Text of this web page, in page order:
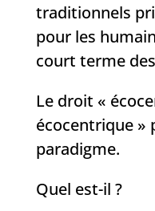
traditionnels
pour les
court terme
Le droit «
écocentrique »
paradigme.
Quel est-il ?